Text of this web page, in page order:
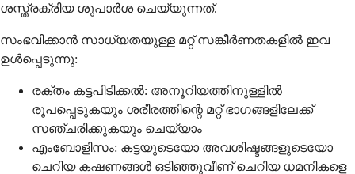
ശസ്ത്രക്രിയ ശുപാർശ ചെയ്യുന്നത്.
സംഭവിക്കാൻ സാധ്യതയുള്ള മറ്റ് സങ്കീർണതകളിൽ ഇവ
ഉൾപ്പെടുന്നു:
രക്തം കട്ടപിടിക്കൽ: അനൂറിയത്തിനുള്ളിൽ
രൂപപ്പെടുകയും ശരീരത്തിന്റെ മറ്റ് ഭാഗങ്ങളിലേക്ക്
സഞ്ചരിക്കുകയും ചെയ്യാം
എംബോളിസം: കട്ടയുടെയോ അവശിഷ്ടങ്ങളുടെയോ
ചെറിയ കഷണങ്ങൾ ഒടിഞ്ഞുവീണ് ചെറിയ ധമനികളെ